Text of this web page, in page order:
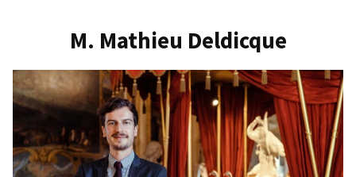
M. Mathieu Deldicque